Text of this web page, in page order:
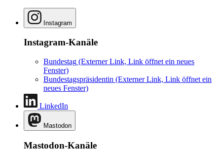
Instagram
Instagram-Kanäle
Bundestag (Externer Link, Link öffnet ein neues
Fenster)
Bundestagspräsidentin (Externer Link, Link öffnet ein
neues Fenster)
LinkedIn
Mastodon
Mastodon-Kanäle